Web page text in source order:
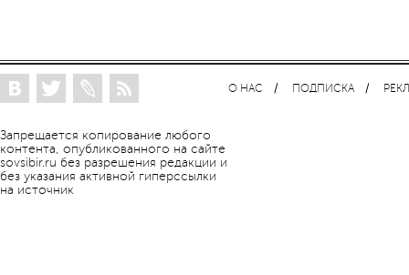
Запрещается копирование любого
контента, опубликованного на сайте
sovsibir.ru без разрешения редакции и
без указания активной гиперссылки
на источник
О НАС ПОДПИСКА